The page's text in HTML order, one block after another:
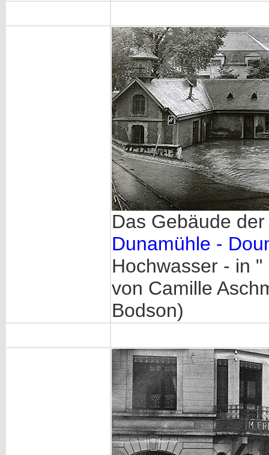
Das Gebäude
Dunamühle -
Hochwasser - in
von Camille
Bodson)